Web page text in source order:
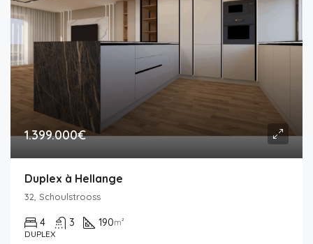
1.399.000€
Duplex à Hellange
32, Schoulstrooss
4 3 190m²
DUPLEX